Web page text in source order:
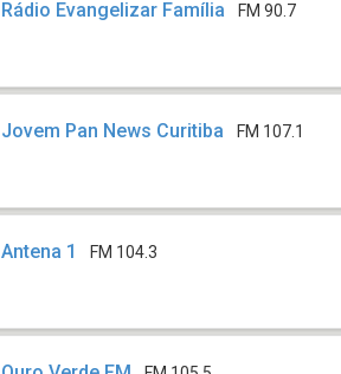
Rádio Evangelizar Família FM 90.7
Jovem Pan News Curitiba FM 107.1
Antena 1 FM 104.3